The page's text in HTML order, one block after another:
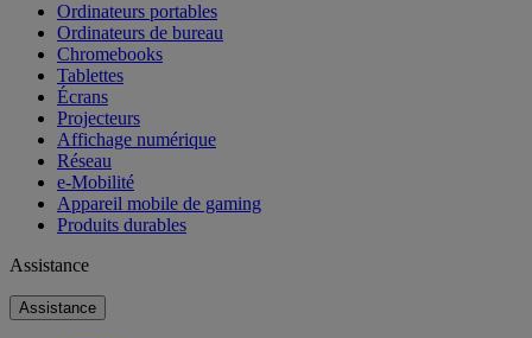
Ordinateurs portables
Ordinateurs de bureau
Chromebooks
Tablettes
Écrans
Projecteurs
Affichage numérique
Réseau
e-Mobilité
Appareil mobile de gaming
Produits durables
Assistance
Assistance